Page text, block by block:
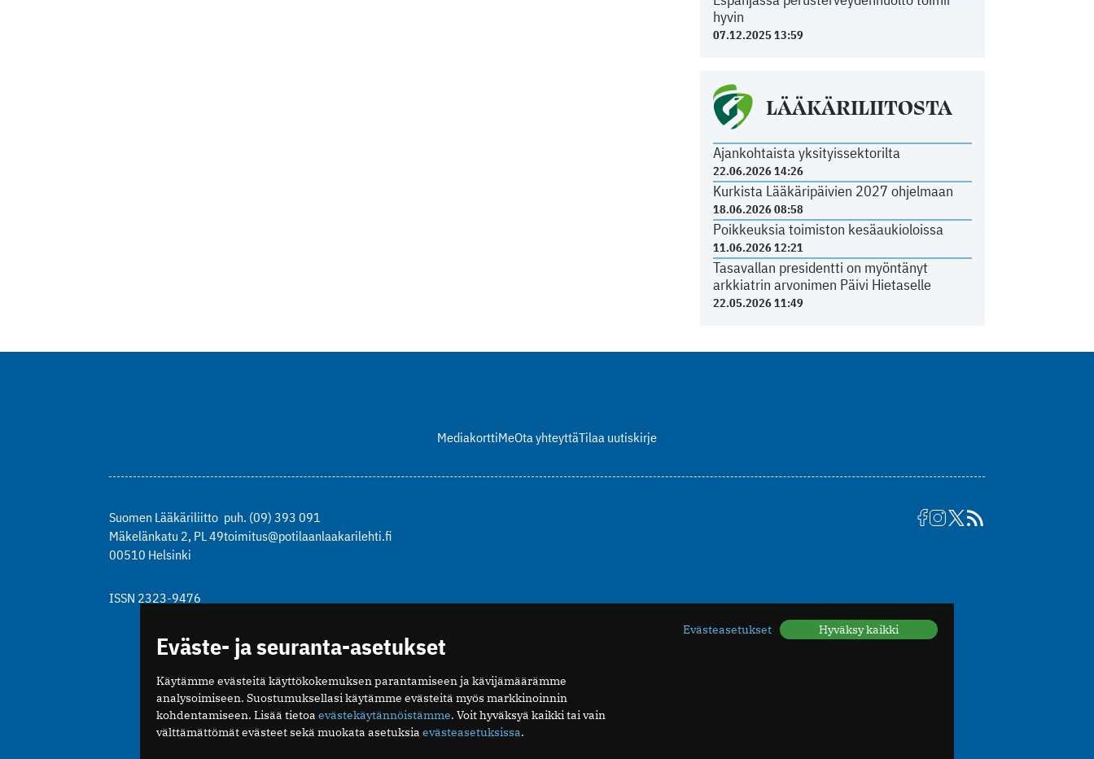
hyvin
07.12.2025 13:59
LÄÄKÄRILIITOSTA
Ajankohtaista yksityissektorilta
22.06.2026 14:26
Kurkista Lääkäripäivien 2027 ohjelmaan
18.06.2026 08:58
Poikkeuksia toimiston kesäaukioloissa
11.06.2026 12:21
Tasavallan presidentti on myöntänyt
arkkiatrin arvonimen Päivi Hietaselle
22.05.2026 11:49
MediakorttiMeOta yhteyttäTilaa uutiskirje
Suomen Lääkäriliitto
Mäkelänkatu 2, PL 49
00510 Helsinki
puh. (09) 393 091
toimitus@potilaanlaakarilehti.fi
ISSN 2323-9476
Eväste- ja seuranta-asetukset
Käytämme evästeitä käyttökokemuksen parantamiseen ja kävijämäärämme
analysoimiseen. Suostumuksellasi käytämme evästeitä myös markkinoinnin
kohdentamiseen. Lisää tietoa evästekäytännöistämme. Voit hyväksyä kaikki tai vain
välttämättömät evästeet sekä muokata asetuksia evästeasetuksissa.
Evästeasetukset Hyväksy kaikki